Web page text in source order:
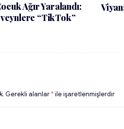
Ağır Yaralandı:
“TikTok”
Gerekli alanlar*ile işaretlenmişlerdir